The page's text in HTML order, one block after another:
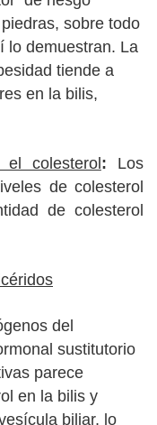
sobre todo
lo demuestran. La
tiende a
en la bilis,
el colesterol: Los
de colesterol
de colesterol
del
sustitutorio
parece
en la bilis y
biliar, lo